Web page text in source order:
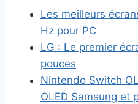
Les meilleurs
Hz pour PC
LG : Le premier
pouces
Nintendo Switch
OLED Samsung et